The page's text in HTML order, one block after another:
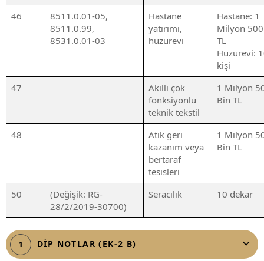
46
8511.0.01-05,
8511.0.99,
8531.0.01-03
Hastane
yatırımı,
huzurevi
Hastane: 1
Milyon
TL
Huzurevi:
kişi
47
Akıllı çok
fonksiyonlu
teknik tekstil
1 Milyon
Bin TL
48
Atık geri
kazanım veya
bertaraf
tesisleri
1 Milyon
Bin TL
50
(Değişik: RG-
28/2/2019-30700)
Seracılık 10 dekar
1 DİP NOTLAR (EK-2 B)